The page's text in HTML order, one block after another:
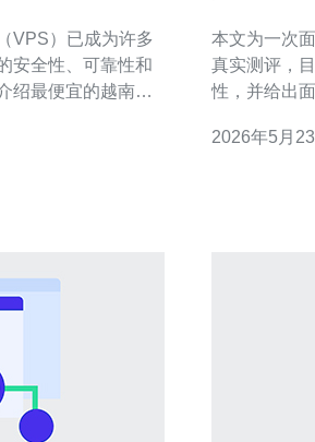
VPS）已成为许多
安全性、可靠性和
绍最便宜的越南
，越南位于东南亚
本文为一次
真实测评，
性，并给出面向业
宽上限
2026年5月23